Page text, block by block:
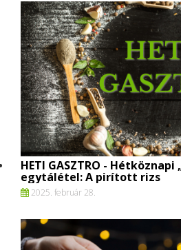
HETI GASZTRO - Hétköznapi
egytálétel: A pirított rizs
2025. február 28.